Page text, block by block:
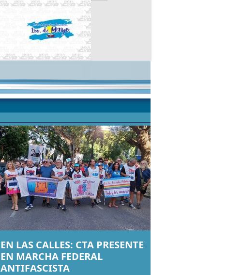
EN LAS CALLES: CTA PRESENTE
EN MARCHA FEDERAL
ANTIFASCISTA